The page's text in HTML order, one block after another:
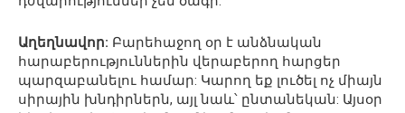
Աղեղնավոր: Բարեհաջող օր է անձնական
հարաբերություններին վերաբերող հարցեր
պարզաբանելու համար: Կարող եք լուծել ոչ միայն
սիրային խնդիրներն, այլ նաև՝ ընտանեկան: Այսօր